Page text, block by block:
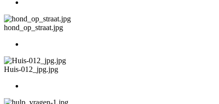
hond_op_straat.jpg
Huis-012_jpg.jpg